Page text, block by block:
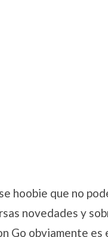
hoobie que no
novedades y
Go obviamente